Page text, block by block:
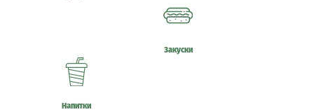
Закуски
Напитки